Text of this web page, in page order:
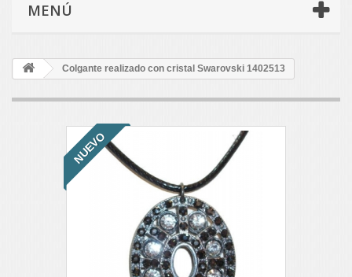
MENÚ
Colgante realizado con cristal Swarovski 1402513
NUEVO